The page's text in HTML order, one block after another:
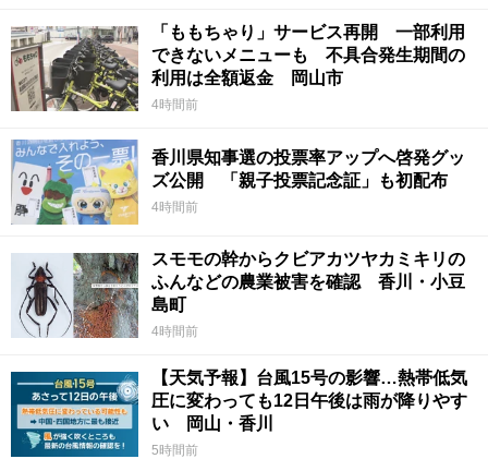
「ももちゃり」サービス再開 一部利用
できないメニューも 不具合発生期間の
利用は全額返金 岡山市
4時間前
香川県知事選の投票率アップへ啓発グッ
ズ公開 「親子投票記念証」も初配布
4時間前
スモモの幹からクビアカツヤカミキリの
ふんなどの農業被害を確認 香川・小豆
島町
4時間前
【天気予報】台風15号の影響…熱帯低気
圧に変わっても12日午後は雨が降りやす
い 岡山・香川
5時間前